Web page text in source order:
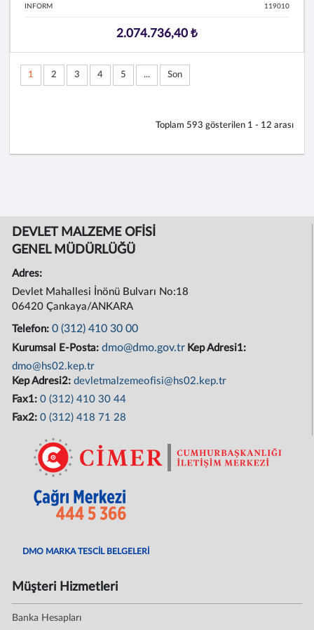
INFORM 119010
2.074.736,40 ₺
1 2 3 4 5 ... Son
Toplam 593 gösterilen 1 - 12 arası
DEVLET MALZEME OFİSİ
GENEL MÜDÜRLÜĞÜ
Adres:
Devlet Mahallesi İnönü Bulvarı No:18
06420 Çankaya/ANKARA
Telefon:0 (312) 410 30 00
Kurumsal E-Posta:dmo@dmo.gov.tr Kep Adresi1:
dmo@hs02.kep.tr
Kep Adresi2:devletmalzemeofisi@hs02.kep.tr
Fax1:0 (312) 410 30 44
Fax2:0 (312) 418 71 28
DMO MARKA TESCİL BELGELERİ
Müşteri Hizmetleri
Banka Hesapları